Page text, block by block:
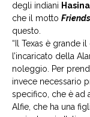
degli indiani
che il motto
questo.
“Il Texas è grande
l’incaricato della
noleggio. Per
invece necessario
specifico, che è ad
Alfie, che ha una